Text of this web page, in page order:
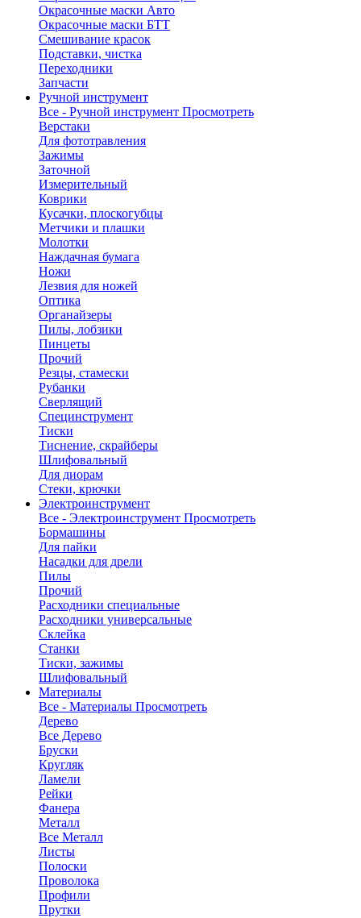
Окрасочные маски Авто
Окрасочные маски БТТ
Смешивание красок
Подставки, чистка
Переходники
Запчасти
Ручной инструмент
Все - Ручной инструмент Просмотреть
Верстаки
Для фототравления
Зажимы
Заточной
Измерительный
Коврики
Кусачки, плоскогубцы
Метчики и плашки
Молотки
Наждачная бумага
Ножи
Лезвия для ножей
Оптика
Органайзеры
Пилы, лобзики
Пинцеты
Прочий
Резцы, стамески
Рубанки
Сверлящий
Специнструмент
Тиски
Тиснение, скрайберы
Шлифовальный
Для диорам
Стеки, крючки
Электроинструмент
Все - Электроинструмент Просмотреть
Бормашины
Для пайки
Насадки для дрели
Пилы
Прочий
Расходники специальные
Расходники универсальные
Склейка
Станки
Тиски, зажимы
Шлифовальный
Материалы
Все - Материалы Просмотреть
Дерево
Все Дерево
Бруски
Кругляк
Ламели
Рейки
Фанера
Металл
Все Металл
Листы
Полоски
Проволока
Профили
Прутки